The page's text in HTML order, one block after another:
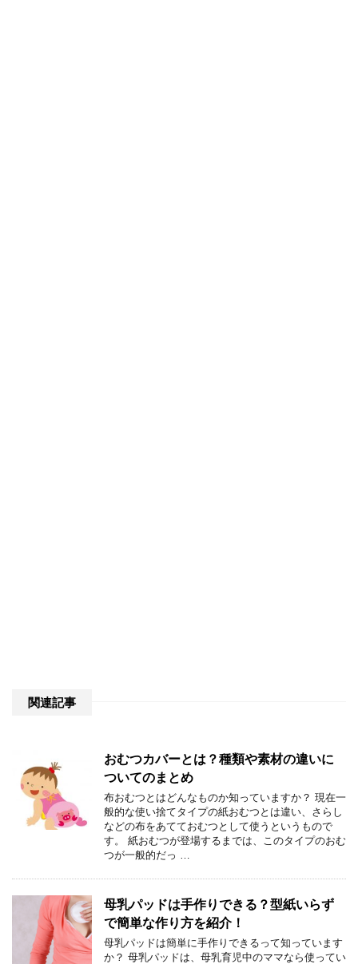
関連記事
おむつカバーとは？種類や素材の違いに
ついてのまとめ
布おむつとはどんなものか知っていますか？ 現在一
般的な使い捨てタイプの紙おむつとは違い、さらし
などの布をあてておむつとして使うというもので
す。 紙おむつが登場するまでは、このタイプのおむ
つが一般的だっ …
母乳パッドは手作りできる？型紙いらず
で簡単な作り方を紹介！
母乳パッドは簡単に手作りできるって知っています
か？ 母乳パッドは、母乳育児中のママなら使ってい